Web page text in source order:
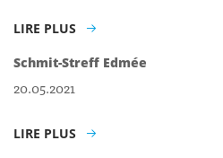
LIRE PLUS
Schmit-Streff Edmée
20.05.2021
LIRE PLUS